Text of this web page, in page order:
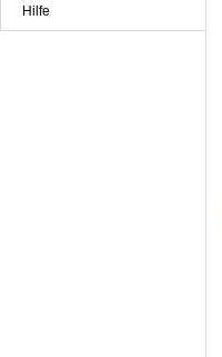
Hilfe